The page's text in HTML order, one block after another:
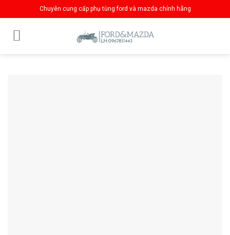
to
content
Chuyên cung cấp phụ tùng ford và mazda chính hãng